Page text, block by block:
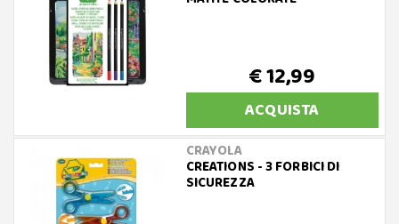
€ 12,99
ACQUISTA
CRAYOLA
CREATIONS - 3 FORBICI DI
SICUREZZA